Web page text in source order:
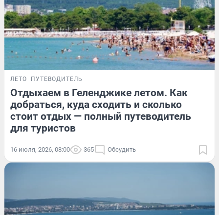
ЛЕТО ПУТЕВОДИТЕЛЬ
Отдыхаем в Геленджике летом. Как
добраться, куда сходить и сколько
стоит отдых — полный путеводитель
для туристов
16 июля, 2026, 08:00 365 Обсудить